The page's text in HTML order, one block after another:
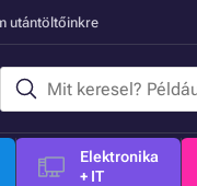
utántöltőinkre
Elektronika
+ IT